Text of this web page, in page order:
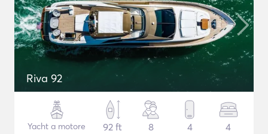
Riva 92
Yacht a motore
92 ft
8 4 4